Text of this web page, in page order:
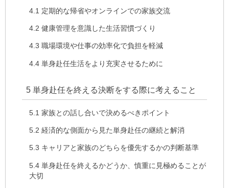
4.1 定期的な帰省やオンラインでの家族交流
4.2 健康管理を意識した生活習慣づくり
4.3 職場環境や仕事の効率化で負担を軽減
4.4 単身赴任生活をより充実させるために
5 単身赴任を終える決断をする際に考えること
5.1 家族との話し合いで決めるべきポイント
5.2 経済的な側面から見た単身赴任の継続と解消
5.3 キャリアと家族のどちらを優先するかの判断基準
5.4 単身赴任を終えるかどうか、慎重に見極めることが
大切